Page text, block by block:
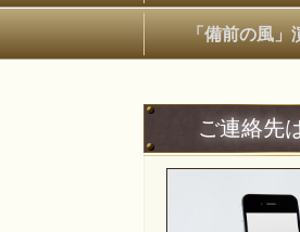
「備前の風」
ご連絡先